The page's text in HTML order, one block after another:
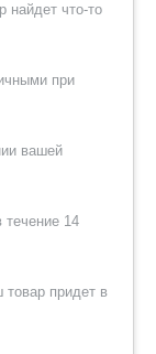
найдет что-то
при
вашей
течение 14
придет в